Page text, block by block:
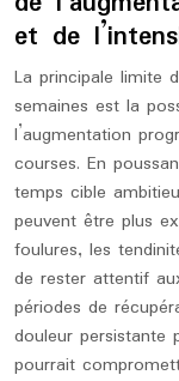
et de
La principale limite
semaines est la
l’augmentation
courses. En
temps cible
peuvent être plus
foulures, les
de rester attentif
périodes de
douleur persistante
pourrait